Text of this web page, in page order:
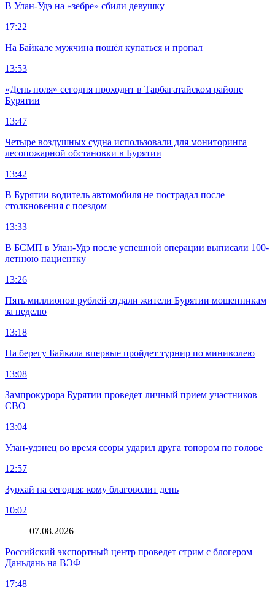
В Улан-Удэ на «зебре» сбили девушку
17:22
На Байкале мужчина пошёл купаться и пропал
13:53
«День поля» сегодня проходит в Тарбагатайском районе
Бурятии
13:47
Четыре воздушных судна использовали для мониторинга
лесопожарной обстановки в Бурятии
13:42
В Бурятии водитель автомобиля не пострадал после
столкновения с поездом
13:33
В БСМП в Улан-Удэ после успешной операции выписали 100-
летнюю пациентку
13:26
Пять миллионов рублей отдали жители Бурятии мошенникам
за неделю
13:18
На берегу Байкала впервые пройдет турнир по миниволею
13:08
Зампрокурора Бурятии проведет личный прием участников
СВО
13:04
Улан-удэнец во время ссоры ударил друга топором по голове
12:57
Зурхай на сегодня: кому благоволит день
10:02
07.08.2026
Российский экспортный центр проведет стрим с блогером
Даньдань на ВЭФ
17:48